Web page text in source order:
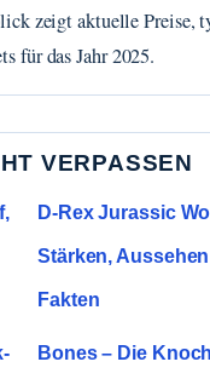
zeigt aktuelle Preise,
für das Jahr 2025.
VERPASSEN
D-Rex Jurassic
Stärken,
Fakten
Bones – Die